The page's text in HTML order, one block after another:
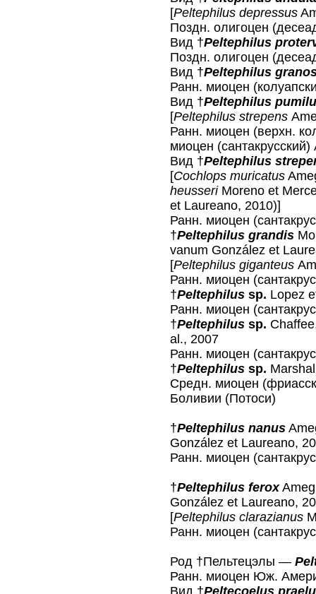
[Peltephilus depressus
Поздн. олигоцен
Вид †Peltephilus
Поздн. олигоцен
Вид †Peltephilus
Ранн. миоцен
Вид †Peltephilus
[Peltephilus strepens
Ранн. миоцен (верхн.
миоцен
Вид †Peltephilus
[Cochlops muricatus
heusseri Moreno et
et Laureano, 2010)]
Ранн. миоцен
†Peltephilus grandis
vanum González et
[Peltephilus giganteus
Ранн. миоцен
†Peltephilus sp. Lopez
Ранн. миоцен
†Peltephilus sp.
al., 2007
Ранн. миоцен
†Peltephilus sp.
Средн. миоцен
Боливии (Потоси)
†Peltephilus nanus
González et Laureano,
Ранн. миоцен
†Peltephilus ferox
González et Laureano,
[Peltephilus clarazianus
Ранн. миоцен
Род †Пельтецэлы —
Ранн. миоцен Юж.
Вид †Peltecoelus